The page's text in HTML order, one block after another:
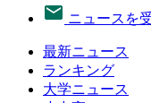
ニュースを
最新ニュース
ランキング
大学ニュース